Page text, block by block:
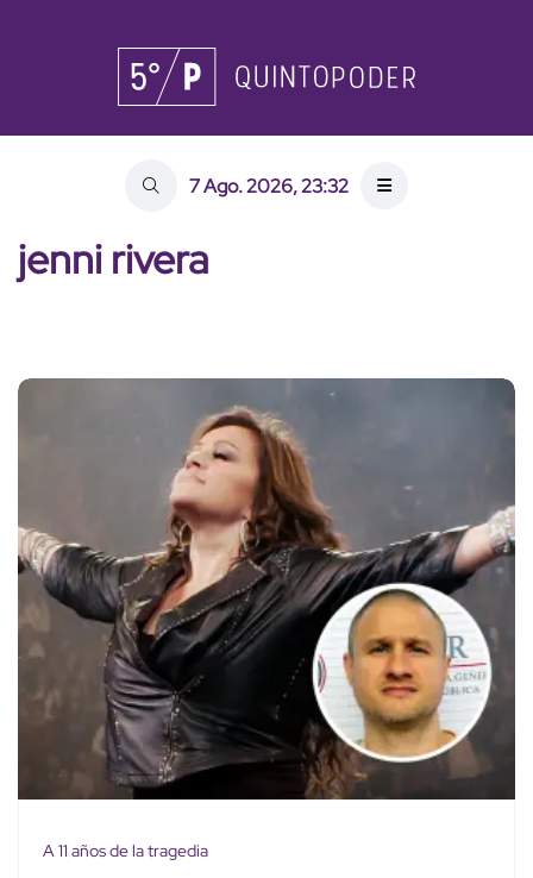
7 Ago. 2026, 23:32
jenni rivera
A 11 años de la tragedia